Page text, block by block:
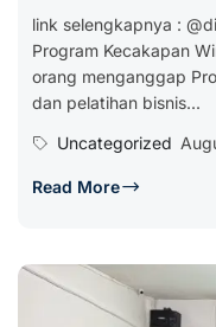
link selengkapnya :
Program Kecakapan
orang menganggap
dan pelatihan bisnis...
Uncategorized
Read More